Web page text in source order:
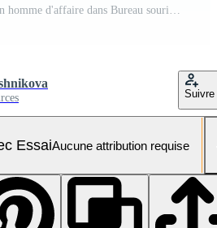
content africain américain homme d'affaire dans Bureau souriant en utilisant numérique tablette moderne La technologie affaires homme souriant Succès professionnel Masculin directeur entreprise entrepreneur innovation travail l'Internet Vidéo Pro
Suivre
EssaiAucune attribution requise